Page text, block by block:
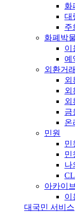
화
대
주
화폐박
이
예
외환거
외
외
외
금
온
민원
민
민
나
아카이브
이
대국민 서비스